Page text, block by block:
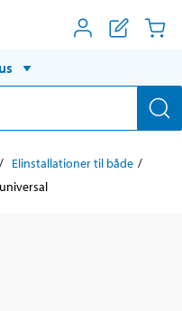
Elinstallationer til både